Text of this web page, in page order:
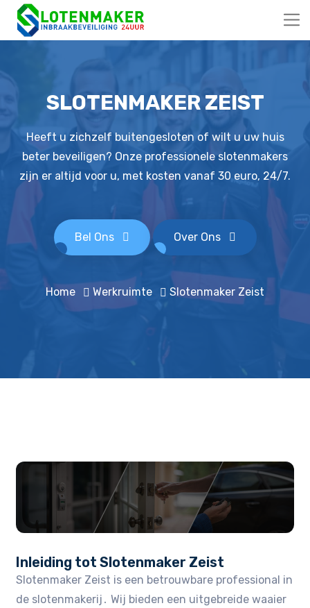
SLOTENMAKER ZEIST
Heeft u zichzelf buitengesloten of wilt u uw huis
beter beveiligen? Onze professionele slotenmakers
zijn er altijd voor u, met kosten vanaf 30 euro, 24/7.
Bel Ons Over Ons
Home Werkruimte Slotenmaker Zeist
Inleiding tot Slotenmaker Zeist
Slotenmaker Zeist is een betrouwbare professional in
de slotenmakerij․ Wij bieden een uitgebreide waaier